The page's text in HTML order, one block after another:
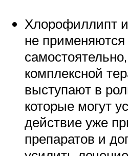
Хлорофиллипт
не применяются
комплексной
выступают в
которые могут
действие уже
препаратов и